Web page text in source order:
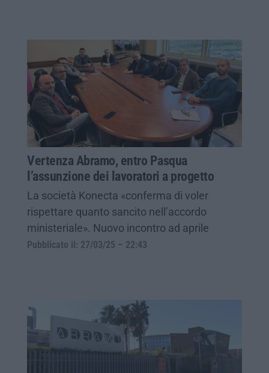
Vertenza Abramo, entro Pasqua
l’assunzione dei lavoratori a progetto
La società Konecta «conferma di voler
rispettare quanto sancito nell’accordo
ministeriale». Nuovo incontro ad aprile
Pubblicato il: 27/03/25 – 22:43